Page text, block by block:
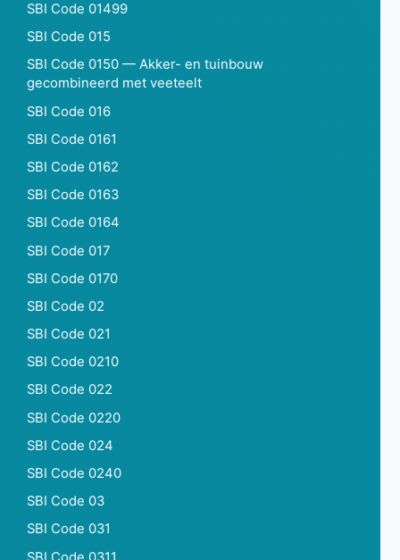
SBI Code 01499
SBI Code 015
SBI Code 0150 — Akker- en tuinbouw
gecombineerd met veeteelt
SBI Code 016
SBI Code 0161
SBI Code 0162
SBI Code 0163
SBI Code 0164
SBI Code 017
SBI Code 0170
SBI Code 02
SBI Code 021
SBI Code 0210
SBI Code 022
SBI Code 0220
SBI Code 024
SBI Code 0240
SBI Code 03
SBI Code 031